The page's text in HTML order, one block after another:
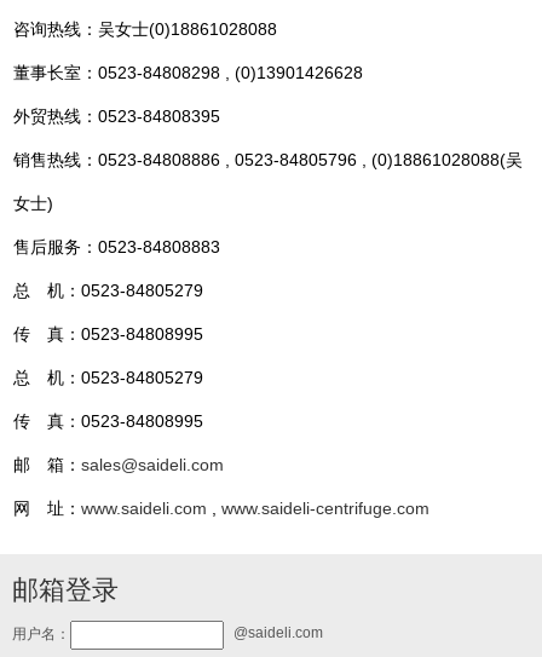
咨询热线：吴女士(0)18861028088
董事长室：0523-84808298 , (0)13901426628
外贸热线：0523-84808395
销售热线：0523-84808886 , 0523-84805796 , (0)18861028088(吴
女士)
售后服务：0523-84808883
总 机：0523-84805279
传 真：0523-84808995
总 机：0523-84805279
传 真：0523-84808995
邮 箱：sales@saideli.com
网 址：www.saideli.com ,www.saideli-centrifuge.com
邮箱登录
用户名： @saideli.com